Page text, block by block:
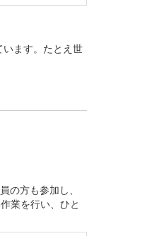
ます。たとえ世
方も参加し、
業を行い、ひと